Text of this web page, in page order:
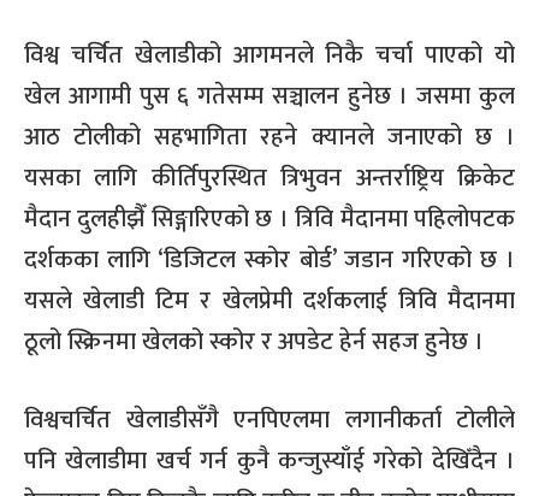
विश्व चर्चित खेलाडीको आगमनले निकै चर्चा पाएको यो
खेल आगामी पुस ६ गतेसम्म सञ्चालन हुनेछ । जसमा कुल
आठ टोलीको सहभागिता रहने क्यानले जनाएको छ ।
यसका लागि कीर्तिपुरस्थित त्रिभुवन अन्तर्राष्ट्रिय क्रिकेट
मैदान दुलहीझैँ सिङ्गारिएको छ । त्रिवि मैदानमा पहिलोपटक
दर्शकका लागि ‘डिजिटल स्कोर बोर्ड’ जडान गरिएको छ ।
यसले खेलाडी टिम र खेलप्रेमी दर्शकलाई त्रिवि मैदानमा
ठूलो स्क्रिनमा खेलको स्कोर र अपडेट हेर्न सहज हुनेछ ।
विश्वचर्चित खेलाडीसँगै एनपिएलमा लगानीकर्ता टोलीले
पनि खेलाडीमा खर्च गर्न कुनै कन्जुस्याँई गरेको देखिँदैन ।